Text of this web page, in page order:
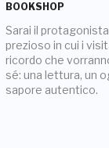
BOOKSHOP
Sarai il
prezioso in cui i
ricordo che
sé: una lettura, un
sapore autentico.